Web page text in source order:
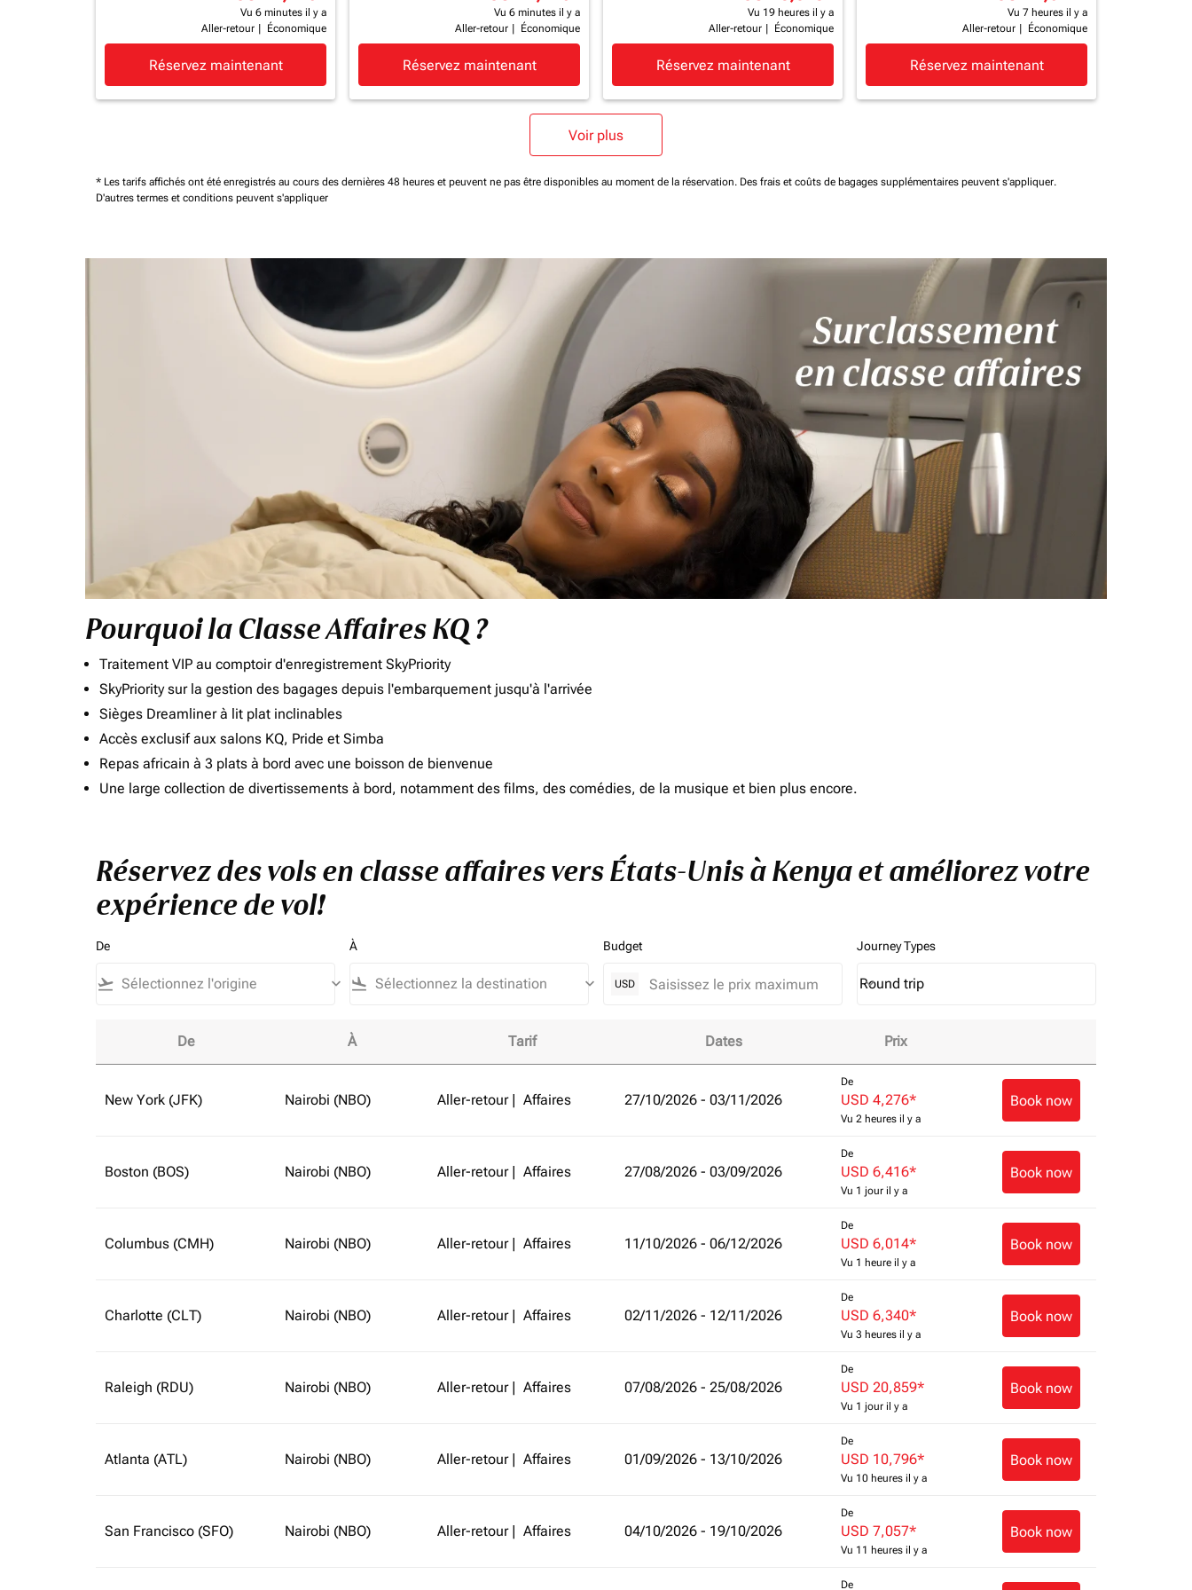
Vu 6 minutes il y a
Aller-retour
Économique
Réservez maintenant
Vu 6 minutes il y a
Aller-retour
Économique
Réservez maintenant
Vu 19 heures il y a
Aller-retour
Économique
Réservez maintenant
Vu 7 heures il y a
Aller-retour
Économique
Réservez maintenant
Voir plus
* Les tarifs affichés ont été enregistrés au cours des dernières 48 heures et peuvent ne pas être disponibles au moment de la réservation. Des frais et coûts de bagages supplémentaires peuvent s'appliquer.
D'autres termes et conditions peuvent s'appliquer
Pourquoi la Classe Affaires KQ ?
Traitement VIP au comptoir d'enregistrement SkyPriority
SkyPriority sur la gestion des bagages depuis l'embarquement jusqu'à l'arrivée
Sièges Dreamliner à lit plat inclinables
Accès exclusif aux salons KQ, Pride et Simba
Repas africain à 3 plats à bord avec une boisson de bienvenue
Une large collection de divertissements à bord, notamment des films, des comédies, de la musique et bien plus encore.
Réservez des vols en classe affaires vers États-Unis à Kenya et améliorez votre
expérience de vol!
De
flight_takeoff keyboard_arrow_down
À
flight_land keyboard_arrow_down
Budget
USD
Journey Types
Journey Types option Round trip Selected
Round trip
keyboard_arrow_down
De À Tarif Dates Prix
New York (JFK) Nairobi (NBO) Aller-retour | Affaires 27/10/2026 - 03/11/2026
De
USD 4,276*
Vu 2 heures il y a
Book now
Boston (BOS) Nairobi (NBO) Aller-retour | Affaires 27/08/2026 - 03/09/2026
De
USD 6,416*
Vu 1 jour il y a
Book now
Columbus (CMH) Nairobi (NBO) Aller-retour | Affaires 11/10/2026 - 06/12/2026
De
USD 6,014*
Vu 1 heure il y a
Book now
Charlotte (CLT) Nairobi (NBO) Aller-retour | Affaires 02/11/2026 - 12/11/2026
De
USD 6,340*
Vu 3 heures il y a
Book now
Raleigh (RDU) Nairobi (NBO) Aller-retour | Affaires 07/08/2026 - 25/08/2026
De
USD 20,859*
Vu 1 jour il y a
Book now
Atlanta (ATL) Nairobi (NBO) Aller-retour | Affaires 01/09/2026 - 13/10/2026
De
USD 10,796*
Vu 10 heures il y a
Book now
San Francisco (SFO) Nairobi (NBO) Aller-retour | Affaires 04/10/2026 - 19/10/2026
De
USD 7,057*
Vu 11 heures il y a
Book now
De